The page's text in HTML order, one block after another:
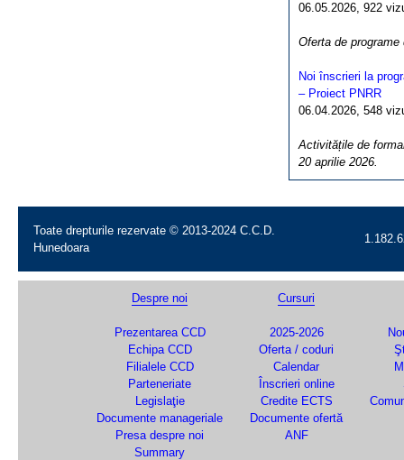
06.05.2026, 922
Oferta de programe
Noi înscrieri la
– Proiect PNRR
06.04.2026, 548
Activitățile de
20 aprilie 2026.
Toate drepturile rezervate © 2013-2024 C.C.D.
Hunedoara
Despre noi
Prezentarea CCD
Echipa CCD
Filialele CCD
Parteneriate
Legislaţie
Documente manageriale
Presa despre noi
Summary
Cursuri
2025-2026
Oferta / coduri
Calendar
Înscrieri online
Credite ECTS
Documente ofertă
ANF